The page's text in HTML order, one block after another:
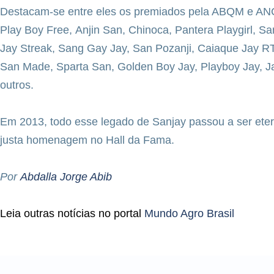
Destacam-se entre eles os premiados pela ABQM e
Play Boy Free, Anjin San, Chinoca, Pantera Playgirl,
Jay Streak, Sang Gay Jay, San Pozanji, Caiaque Jay
San Made, Sparta San, Golden Boy Jay, Playboy Jay,
outros.
Em 2013, todo esse legado de Sanjay passou a ser
justa homenagem no Hall da Fama.
Por Abdalla Jorge Abib
Leia outras notícias no portal Mundo Agro Brasil